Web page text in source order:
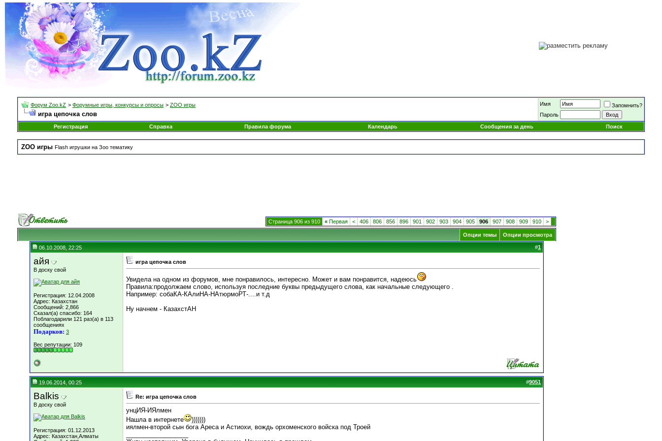
Форум Zoo.kZ > Форумные игры, конкурсы и опросы > ZOO игры
игра цепочка слов
Имя
Запомнить?
Пароль
Регистрация
Справка Правила форума Календарь Сообщения за день Поиск
ZOO игры Flash игрушки на Зоо тематику
Страница 906 из 910 « Первая < 406 806 856 896 901 902 903 904 905 906 907 908 909 910 >
Опции темы Опции просмотра
06.10.2008, 22:25 #1
айя
В доску свой
Регистрация: 12.04.2008
Адрес: Казахстан
Сообщений: 2,866
Сказал(а) спасибо: 164
Поблагодарили 121 раз(а) в 113
сообщениях
Подарков: 3
Вес репутации: 109
игра цепочка слов
Увидела на одном из форумов, мне понравилось, интересно. Может и вам понравится, надеюсь
Правила:продолжаем слово, используя последние буквы предыдущего слова, как начальные следующего .
Например: собаКА-КАлиНА-НАтюрмоРТ-....и т.д
Ну начнем - КазахстАН
19.06.2014, 00:25 #9051
Balkis
В доску свой
Регистрация: 01.12.2013
Адрес: Казахстан,Алматы
Re: игра цепочка слов
унцИЯ-ИЯлмен
Нашла в интернете
)))))))
иялмен-второй сын бога Ареса и Астиохи, вождь орхоменского войска под Троей